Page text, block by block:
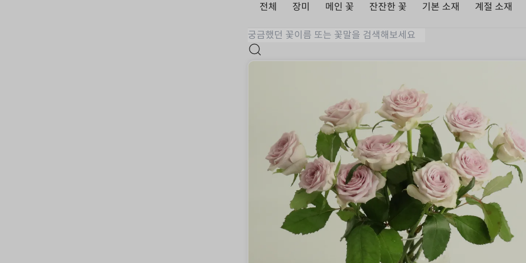
전체 장미 메인 꽃 잔잔한 꽃 기본 소재 계절 소재